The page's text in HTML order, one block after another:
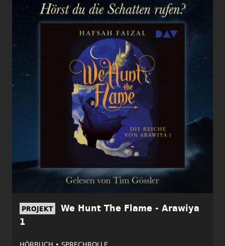
PROJEKT
We Hunt The Flame - Arawiya
1